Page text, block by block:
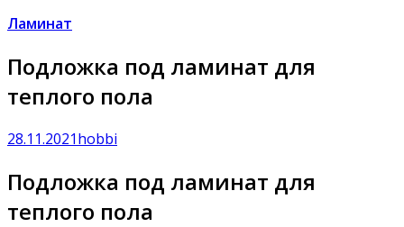
Ламинат
Подложка под ламинат для
теплого пола
28.11.2021hobbi
Подложка под ламинат для
теплого пола